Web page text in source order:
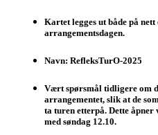
Kartet legges ut både på
arrangementsdagen.
Navn: RefleksTurO-2025
Vært spørsmål tidligere om
arrangementet, slik at de
ta turen etterpå. Dette åpner
med søndag 12.10.